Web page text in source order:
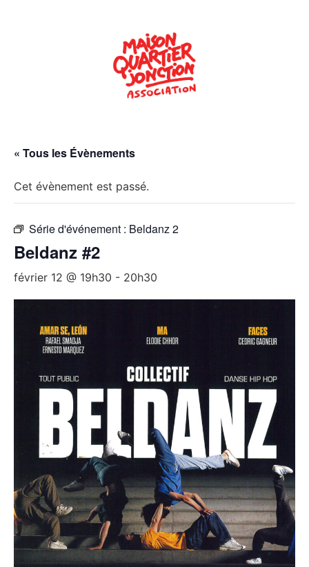
« Tous les Évènements
Cet évènement est passé.
Série d'événement : Beldanz 2
Beldanz #2
février 12 @ 19h30 - 20h30